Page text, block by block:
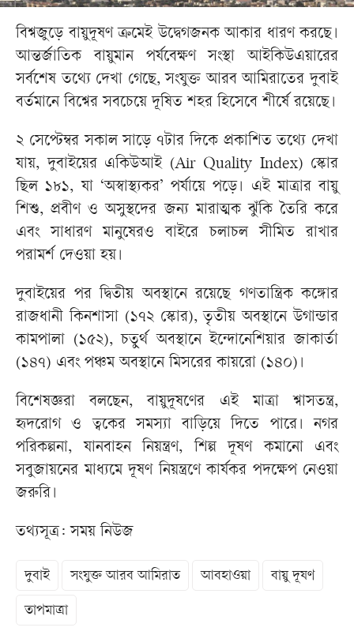
বিশ্বজুড়ে বায়ুদূষণ ক্রমেই উদ্বেগজনক আকার ধারণ করছে।
আন্তর্জাতিক বায়ুমান পর্যবেক্ষণ সংস্থা আইকিউএয়ারের
সর্বশেষ তথ্যে দেখা গেছে, সংযুক্ত আরব আমিরাতের দুবাই
বর্তমানে বিশ্বের সবচেয়ে দূষিত শহর হিসেবে শীর্ষে রয়েছে।
২ সেপ্টেম্বর সকাল সাড়ে ৭টার দিকে প্রকাশিত তথ্যে দেখা
যায়, দুবাইয়ের একিউআই (Air Quality Index) স্কোর
ছিল ১৮১, যা ‘অস্বাস্থ্যকর’ পর্যায়ে পড়ে। এই মাত্রার বায়ু
শিশু, প্রবীণ ও অসুস্থদের জন্য মারাত্মক ঝুঁকি তৈরি করে
এবং সাধারণ মানুষেরও বাইরে চলাচল সীমিত রাখার
পরামর্শ দেওয়া হয়।
দুবাইয়ের পর দ্বিতীয় অবস্থানে রয়েছে গণতান্ত্রিক কঙ্গোর
রাজধানী কিনশাসা (১৭২ স্কোর), তৃতীয় অবস্থানে উগান্ডার
কামপালা (১৫২), চতুর্থ অবস্থানে ইন্দোনেশিয়ার জাকার্তা
(১৪৭) এবং পঞ্চম অবস্থানে মিসরের কায়রো (১৪০)।
বিশেষজ্ঞরা বলছেন, বায়ুদূষণের এই মাত্রা শ্বাসতন্ত্র,
হৃদরোগ ও ত্বকের সমস্যা বাড়িয়ে দিতে পারে। নগর
পরিকল্পনা, যানবাহন নিয়ন্ত্রণ, শিল্প দূষণ কমানো এবং
সবুজায়নের মাধ্যমে দূষণ নিয়ন্ত্রণে কার্যকর পদক্ষেপ নেওয়া
জরুরি।
তথ্যসূত্র: সময় নিউজ
দুবাই সংযুক্ত আরব আমিরাত আবহাওয়া বায়ু দূষণ
তাপমাত্রা